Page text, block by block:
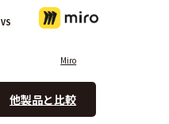
VS
Miro
他製品と比較